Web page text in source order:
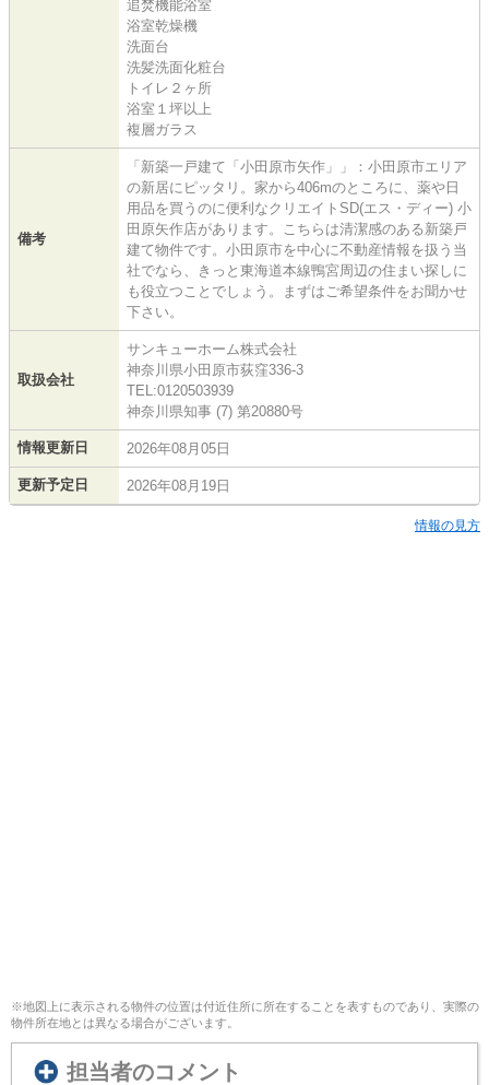
追焚機能浴室
浴室乾燥機
洗面台
洗髪洗面化粧台
トイレ２ヶ所
浴室１坪以上
複層ガラス
備考
「新築一戸建て「小田原市矢作」」：小田原市エリア
の新居にピッタリ。家から406mのところに、薬や日
用品を買うのに便利なクリエイトSD(エス・ディー) 小
田原矢作店があります。こちらは清潔感のある新築戸
建て物件です。小田原市を中心に不動産情報を扱う当
社でなら、きっと東海道本線鴨宮周辺の住まい探しに
も役立つことでしょう。まずはご希望条件をお聞かせ
下さい。
取扱会社
サンキューホーム株式会社
神奈川県小田原市荻窪336-3
TEL:0120503939
神奈川県知事 (7) 第20880号
情報更新日 2026年08月05日
更新予定日 2026年08月19日
情報の見方
※地図上に表示される物件の位置は付近住所に所在することを表すものであり、実際の
物件所在地とは異なる場合がございます。
担当者のコメント